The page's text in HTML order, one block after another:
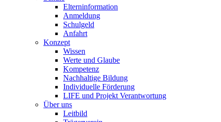
Elterninformation
Anmeldung
Schulgeld
Anfahrt
Konzept
Wissen
Werte und Glaube
Kompetenz
Nachhaltige Bildung
Individuelle Förderung
LIFE und Projekt Verantwortung
Über uns
Leitbild